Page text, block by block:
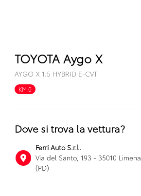
TOYOTA Aygo X
AYGO X 1.5 HYBRID E-CVT
KM 0
Dove si trova la vettura?
Ferri Auto S.r.l.
Via del Santo, 193 - 35010 Limena
(PD)